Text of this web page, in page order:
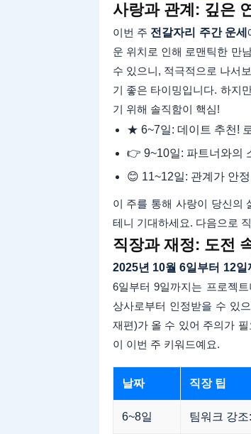
사랑과 관계: 깊은
이번 주 전갈자리 주간 운세
운 위치로 인해 로맨틱한 만
수 있으니, 적극적으로 나서
기 좋은 타이밍입니다. 하지
기 위해 솔직함이 핵심!
★ 6~7일: 데이트 추천!
👉 9~10일: 파트너와의
😊 11~12일: 관계가 안
이 주를 통해 사랑이 당신의
테니 기대하세요. 다음으로
직장과 재정: 도전
2025년 10월 6일부터 12
6일부터 9일까지는 프로젝
상사로부터 인정받을 수 있
재편)가 올 수 있어 주의가
이 이번 주 키워드예요.
날짜 직장 팁
6~8일 팀워크 강